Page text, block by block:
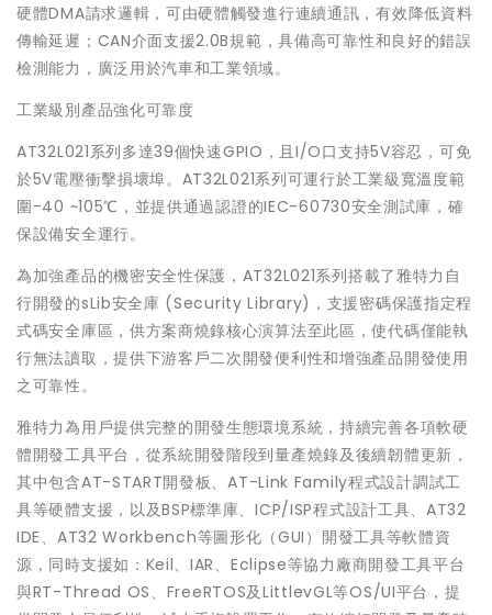
硬體DMA請求邏輯，可由硬體觸發進行連續通訊，有效降低資料
傳輸延遲；CAN介面支援2.0B規範，具備高可靠性和良好的錯誤
檢測能力，廣泛用於汽車和工業領域。
工業級別產品強化可靠度
AT32L021系列多達39個快速GPIO，且I/O口支持5V容忍，可免
於5V電壓衝擊損壞埠。AT32L021系列可運行於工業級寬溫度範
圍-40 ~105℃，並提供通過認證的IEC-60730安全測試庫，確
保設備安全運行。
為加強產品的機密安全性保護，AT32L021系列搭載了雅特力自
行開發的sLib安全庫 (Security Library)，支援密碼保護指定程
式碼安全庫區，供方案商燒錄核心演算法至此區，使代碼僅能執
行無法讀取，提供下游客戶二次開發便利性和增強產品開發使用
之可靠性。
雅特力為用戶提供完整的開發生態環境系統，持續完善各項軟硬
體開發工具平台，從系統開發階段到量產燒錄及後續韌體更新，
其中包含AT-START開發板、AT-Link Family程式設計調試工
具等硬體支援，以及BSP標準庫、ICP/ISP程式設計工具、AT32
IDE、AT32 Workbench等圖形化（GUI）開發工具等軟體資
源，同時支援如：Keil、IAR、Eclipse等協力廠商開發工具平台
與RT-Thread OS、FreeRTOS及LittlevGL等OS/UI平台，提